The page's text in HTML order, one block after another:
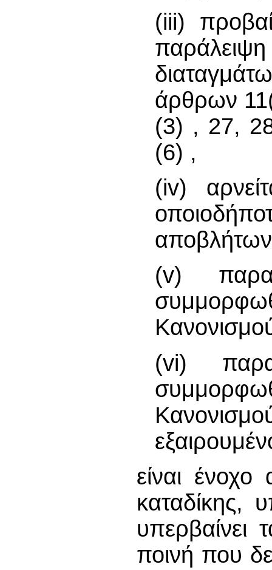
(iii)
άρθρων
(3) , 27,
(6) ,
(iv)
(v)
(vi)
είναι
καταδίκης,
υπερβαίνει
ποινή που